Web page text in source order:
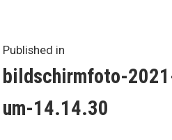
Published in
bildschirmfoto-
um-14.14.30